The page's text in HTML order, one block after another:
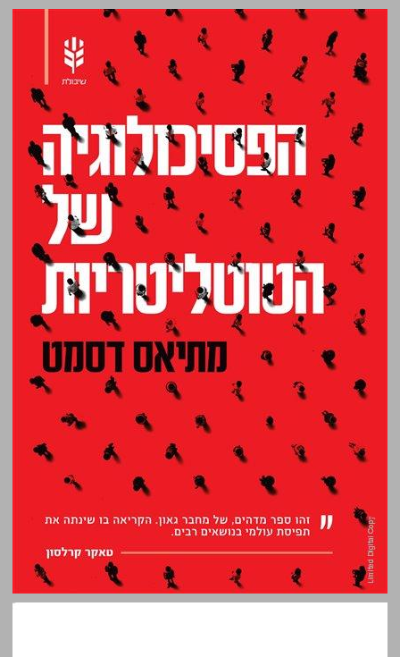
הפסיכולוגיה של הטוטליטריות ... 0